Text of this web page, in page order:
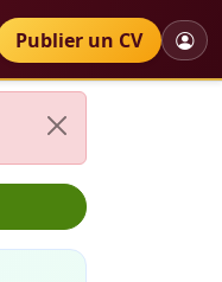
annonces
Publier un CV